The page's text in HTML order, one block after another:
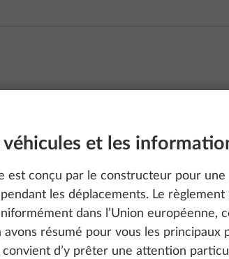
véhicules et les
est conçu par le constructeur pour
les déplacements. Le
dans l’Union européenne,
résumé pour vous les
d’y prêter une attention